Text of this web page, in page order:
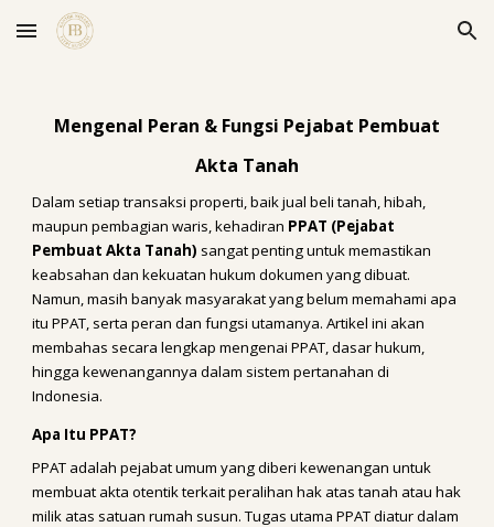
Skip to main content Skip to navigation
Mengenal Peran & Fungsi Pejabat Pembuat
Akta Tanah
Dalam setiap transaksi properti, baik jual beli tanah, hibah,
maupun pembagian waris, kehadiran PPAT (Pejabat
Pembuat Akta Tanah) sangat penting untuk memastikan
keabsahan dan kekuatan hukum dokumen yang dibuat.
Namun, masih banyak masyarakat yang belum memahami apa
itu PPAT, serta peran dan fungsi utamanya. Artikel ini akan
membahas secara lengkap mengenai PPAT, dasar hukum,
hingga kewenangannya dalam sistem pertanahan di
Indonesia.
Apa Itu PPAT?
PPAT adalah pejabat umum yang diberi kewenangan untuk
membuat akta otentik terkait peralihan hak atas tanah atau hak
milik atas satuan rumah susun. Tugas utama PPAT diatur dalam